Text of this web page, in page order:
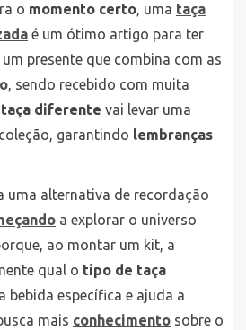
o momento certo, uma taça
é um ótimo artigo para ter
presente que combina com as
, sendo recebido com muita
taça diferente vai levar uma
garantindo lembranças
uma alternativa de recordação
a explorar o universo
ao montar um kit, a
qual o tipo de taça
bebida específica e ajuda a
mais conhecimento sobre o